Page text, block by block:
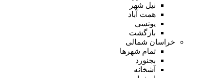
نیل شهر
همت آباد
یونسی
بازگشت
خراسان شمالی
تمام شهر‌ها
بجنورد
آشخانه